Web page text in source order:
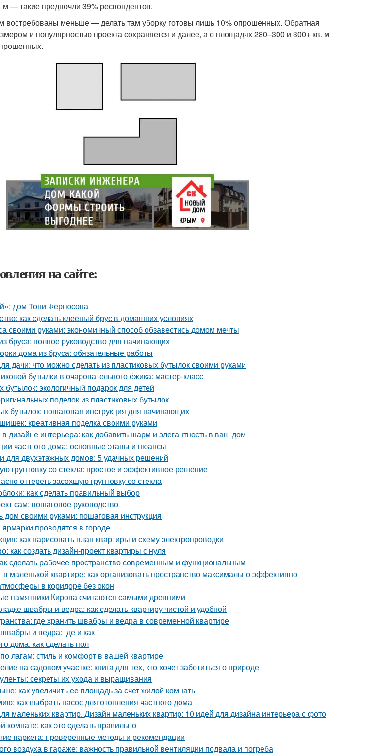
— такие предпочли 39% респондентов.
востребованы меньше — делать там уборку готовы лишь 10% опрошенных. Обратная
и популярностью проекта сохраняется и далее, а о площадях 280–300 и 300+ кв. м
на сайте:
дом Тони Фергюсона
как сделать клееный брус в домашних условиях
своими руками: экономичный способ обзавестись домом мечты
бруса: полное руководство для начинающих
дома из бруса: обязательные работы
дачи: что можно сделать из пластиковых бутылок своими руками
бутылки в очаровательного ёжика: мастер-класс
бутылок: экологичный подарок для детей
поделок из пластиковых бутылок
бутылок: пошаговая инструкция для начинающих
креативная поделка своими руками
в дизайне интерьера: как добавить шарм и элегантность в ваш дом
частного дома: основные этапы и нюансы
для двухэтажных домов: 5 удачных решений
грунтовку со стекла: простое и эффективное решение
оттереть засохшую грунтовку со стекла
как сделать правильный выбор
сам: пошаговое руководство
дом своими руками: пошаговая инструкция
проводятся в городе
как нарисовать план квартиры и схему электропроводки
как создать дизайн-проект квартиры с нуля
сделать рабочее пространство современным и функциональным
маленькой квартире: как организовать пространство максимально эффективно
в коридоре без окон
памятники Кирова считаются самыми древними
швабры и ведра: как сделать квартиру чистой и удобной
где хранить швабры и ведра в современной квартире
и ведра: где и как
дома: как сделать пол
лагам: стиль и комфорт в вашей квартире
на садовом участке: книга для тех, кто хочет заботиться о природе
секреты их ухода и выращивания
как увеличить ее площадь за счет жилой комнаты
как выбрать насос для отопления частного дома
маленьких квартир. Дизайн маленьких квартир: 10 идей для дизайна интерьера с фото
комнате: как это сделать правильно
паркета: проверенные методы и рекомендации
воздуха в гараже: важность правильной вентиляции подвала и погреба